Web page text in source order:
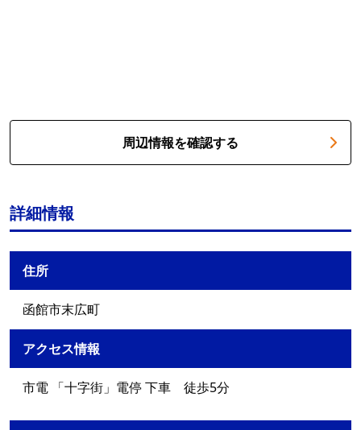
周辺情報を確認する
詳細情報
住所
函館市末広町
アクセス情報
市電 「十字街」電停 下車 徒歩5分